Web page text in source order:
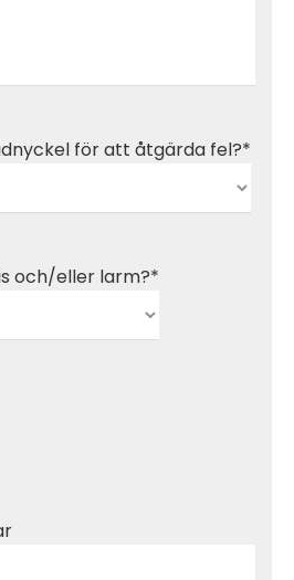
för att åtgärda fel?*
och/eller larm?*